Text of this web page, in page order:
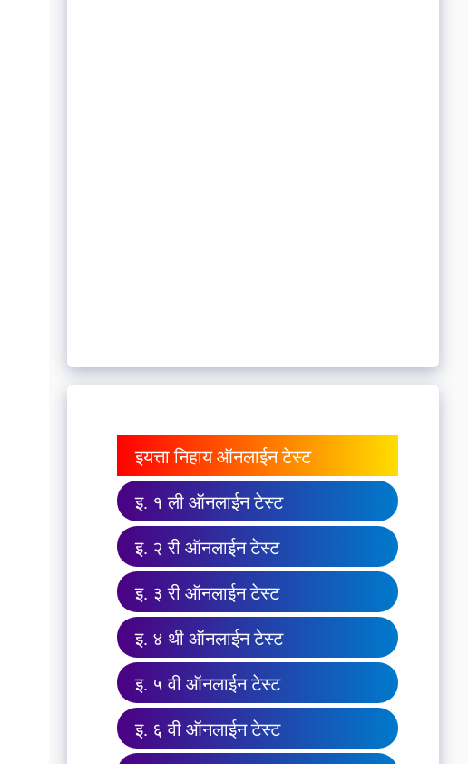
इयत्ता निहाय ऑनलाईन टेस्ट
इ. १ ली ऑनलाईन टेस्ट
इ. २ री ऑनलाईन टेस्ट
इ. ३ री ऑनलाईन टेस्ट
इ. ४ थी ऑनलाईन टेस्ट
इ. ५ वी ऑनलाईन टेस्ट
इ. ६ वी ऑनलाईन टेस्ट